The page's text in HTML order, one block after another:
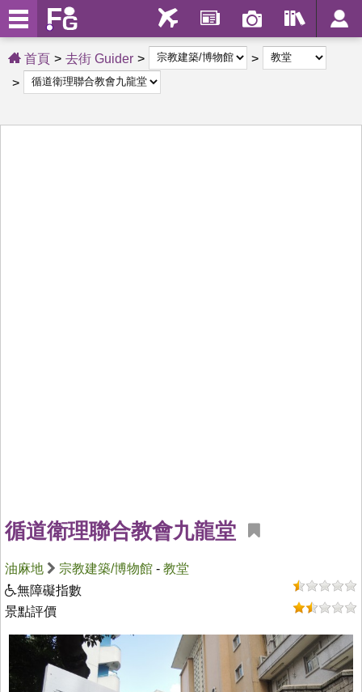
首頁 去街 Guider
循道衛理聯合教會九龍堂
油麻地 宗教建築/博物館 - 教堂
無障礙指數
景點評價